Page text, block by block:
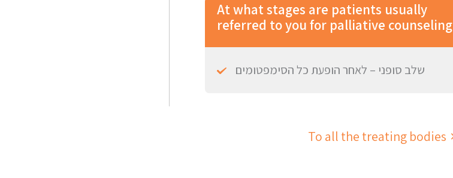
At what stages are patients usually
referred to you for palliative counseling
שלב סופני – לאחר הופעת כל הסימפטומים
To all the treating bodies